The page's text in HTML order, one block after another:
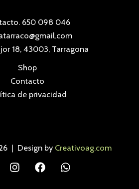
650 098 046
18, 43003, Tarragona
Shop
Contacto
de privacidad
| Design by Creativoag.com